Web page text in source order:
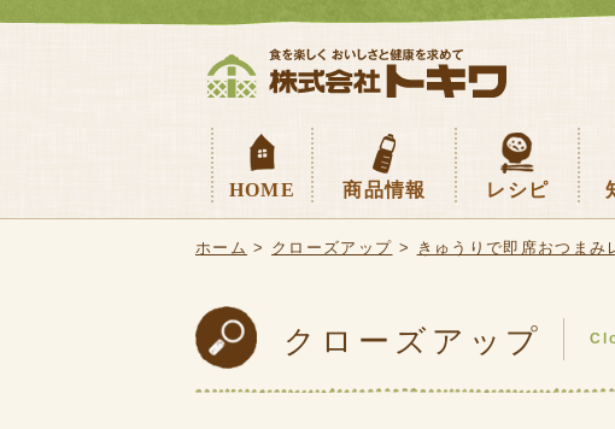
HOME 商品情報 レシピ
ホーム > クローズアップ > きゅうりで即席おつまみ
クローズアップ